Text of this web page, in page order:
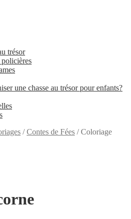
trésor
policières
une chasse au trésor pour enfants?
/Contes de Fées /Coloriage